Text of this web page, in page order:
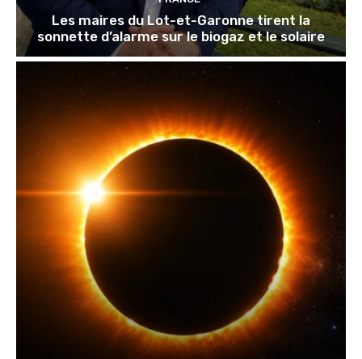
Les maires du Lot-et-Garonne tirent la
sonnette d’alarme sur le biogaz et le solaire